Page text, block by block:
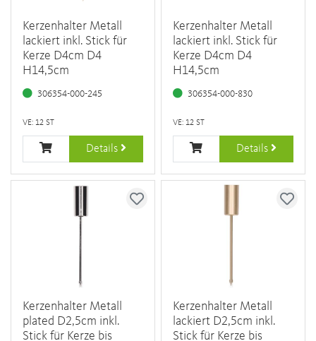
Kerzenhalter Metall
lackiert inkl. Stick für
Kerze D4cm D4
H14,5cm
306354-000-245
VE: 12 ST
Details
Kerzenhalter Metall
lackiert inkl. Stick für
Kerze D4cm D4
H14,5cm
306354-000-830
VE: 12 ST
Details
Kerzenhalter Metall
plated D2,5cm inkl.
Stick für Kerze bis
Kerzenhalter Metall
lackiert D2,5cm inkl.
Stick für Kerze bis